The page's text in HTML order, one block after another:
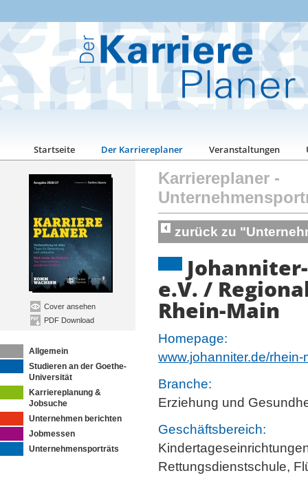
Startseite Der Karriereplaner Veranstaltungen
Cover ansehen
PDF Download
Allgemein
Studieren an der Goethe-
Universität
Karriereplanung &
Jobsuche
Unternehmen berichten
Jobmessen
Unternehmensporträts
Karriereplaner -
zurück zu
e.V. /
Rhein-Main
Homepage:
www.johanniter.de/rhein-
Branche:
Erziehung und
Geschäftsbereich:
Rettungsdienstschule,